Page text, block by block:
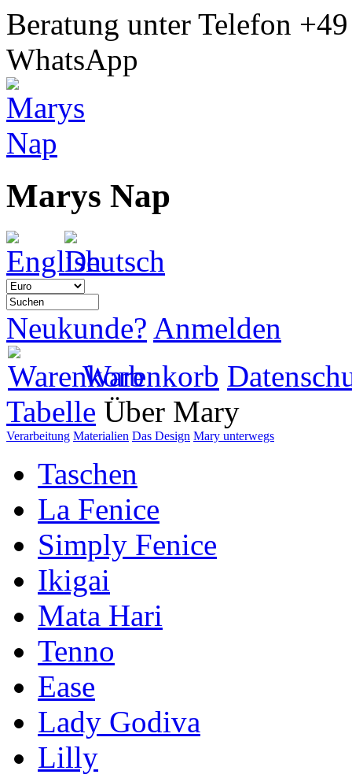
Beratung unter Telefon
WhatsApp
Marys Nap
Neukunde? Anmelden
Warenkorb
Tabelle Über Mary
Verarbeitung Materialien Das Design Mary unterwegs
Taschen
La Fenice
Simply Fenice
Ikigai
Mata Hari
Tenno
Ease
Lady Godiva
Lilly